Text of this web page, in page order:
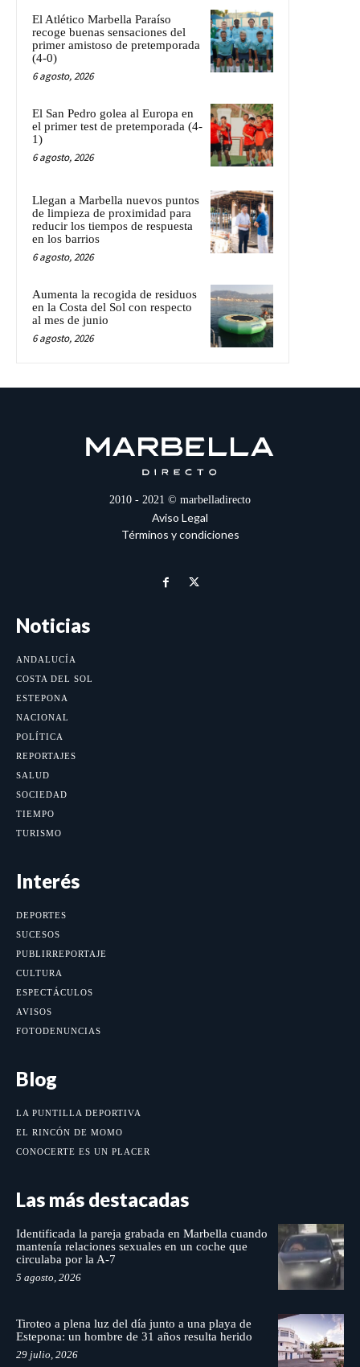
El Atlético Marbella Paraíso
recoge buenas sensaciones del
primer amistoso de pretemporada
(4-0)
6 agosto, 2026
El San Pedro golea al Europa en
el primer test de pretemporada (4-
1)
6 agosto, 2026
Llegan a Marbella nuevos puntos
de limpieza de proximidad para
reducir los tiempos de respuesta
en los barrios
6 agosto, 2026
Aumenta la recogida de residuos
en la Costa del Sol con respecto
al mes de junio
6 agosto, 2026
2010 - 2021 © marbelladirecto
Aviso Legal
Términos y condiciones
Noticias
ANDALUCÍA
COSTA DEL SOL
ESTEPONA
NACIONAL
POLÍTICA
REPORTAJES
SALUD
SOCIEDAD
TIEMPO
TURISMO
Interés
DEPORTES
SUCESOS
PUBLIRREPORTAJE
CULTURA
ESPECTÁCULOS
AVISOS
FOTODENUNCIAS
Blog
LA PUNTILLA DEPORTIVA
EL RINCÓN DE MOMO
CONOCERTE ES UN PLACER
Las más destacadas
Identificada la pareja grabada en Marbella cuando
mantenía relaciones sexuales en un coche que
circulaba por la A-7
5 agosto, 2026
Tiroteo a plena luz del día junto a una playa de
Estepona: un hombre de 31 años resulta herido
29 julio, 2026